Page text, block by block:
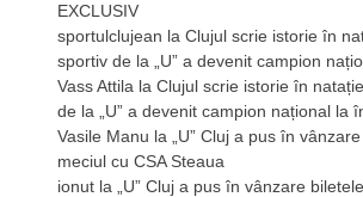
EXCLUSIV
sportulclujean la Clujul scrie istorie în
sportiv de la „U” a devenit campion
Vass Attila la Clujul scrie istorie în
de la „U” a devenit campion național la
Vasile Manu la
„U” Cluj a pus în
meciul cu CSA Steaua
ionut la
„U” Cluj a pus în vânzare